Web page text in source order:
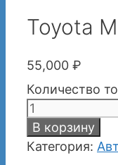
Toyota
55,000 ₽
Количество
В корзину
Категория: